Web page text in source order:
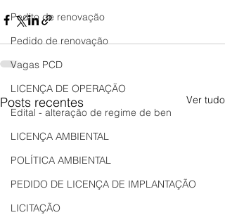
Pedito de renovação
Pedido de renovação
Vagas PCD
LICENÇA DE OPERAÇÃO
Edital - alteração de regime de ben
LICENÇA AMBIENTAL
POLÍTICA AMBIENTAL
PEDIDO DE LICENÇA DE IMPLANTAÇÃO
LICITAÇÃO
Posts recentes Ver tudo